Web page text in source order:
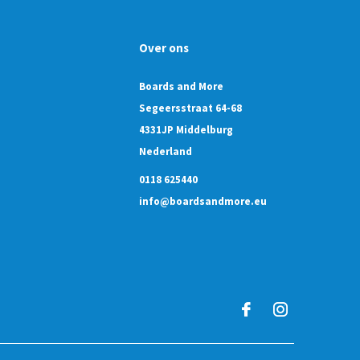
Over ons
Boards and More
Segeersstraat 64-68
4331JP Middelburg
Nederland
0118 625440
info@boardsandmore.eu